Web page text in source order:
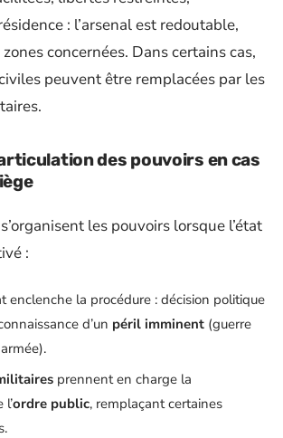
: l’arsenal est redoutable,
concernées. Dans certains cas,
peuvent être remplacées par les
des pouvoirs en cas
les pouvoirs lorsque l’état
:
enclenche la procédure : décision politique
d’un péril imminent (guerre
prennent en charge la
ordre public, remplaçant certaines